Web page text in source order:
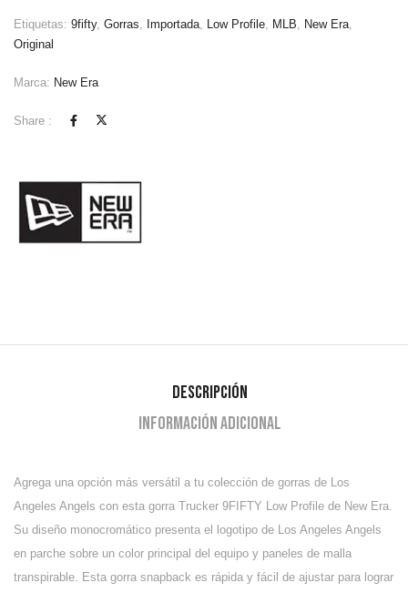
Etiquetas: 9fifty, Gorras, Importada, Low Profile, MLB, New Era,
Original
Marca: New Era
Share :
Descripción
Información adicional
Agrega una opción más versátil a tu colección de gorras de Los
Angeles Angels con esta gorra Trucker 9FIFTY Low Profile de New Era.
Su diseño monocromático presenta el logotipo de Los Angeles Angels
en parche sobre un color principal del equipo y paneles de malla
transpirable. Esta gorra snapback es rápida y fácil de ajustar para lograr